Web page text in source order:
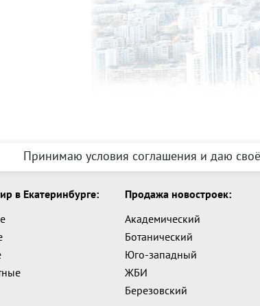
Принимаю условия соглашения и даю
в Екатеринбурге:
Продажа новостроек:
Академический
Ботанический
Юго-западный
ЖБИ
Березовский